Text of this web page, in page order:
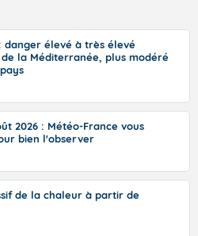
danger élevé à très élevé
la Méditerranée, plus modéré
2026 : Météo-France vous
bien l'observer
de la chaleur à partir de